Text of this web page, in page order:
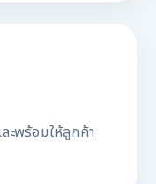
ะพร้อมให้ลูกค้า